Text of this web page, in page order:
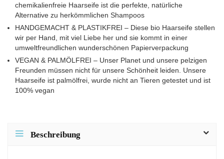
chemikalienfreie Haarseife ist die perfekte, natürliche
Alternative zu herkömmlichen Shampoos
HANDGEMACHT & PLASTIKFREI – Diese bio Haarseife stellen
wir per Hand, mit viel Liebe her und sie kommt in einer
umweltfreundlichen wunderschönen Papierverpackung
VEGAN & PALMÖLFREI – Unser Planet und unsere pelzigen
Freunden müssen nicht für unsere Schönheit leiden. Unsere
Haarseife ist palmölfrei, wurde nicht an Tieren getestet und ist
100% vegan
Beschreibung